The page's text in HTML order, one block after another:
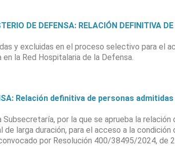
DE DEFENSA: RELACIÓN DEFINITIVA
y excluidas en el proceso selectivo para el
la Red Hospitalaria de la Defensa.
Relación definitiva de personas
por la que se aprueba la
larga duración, para el acceso a la
por Resolución 400/38495/2024, de